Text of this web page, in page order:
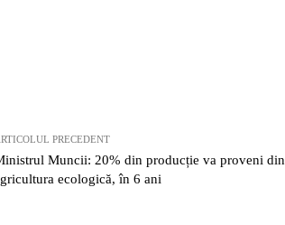
PRECEDENT
Muncii: 20% din producție va proveni din
ecologică, în 6 ani